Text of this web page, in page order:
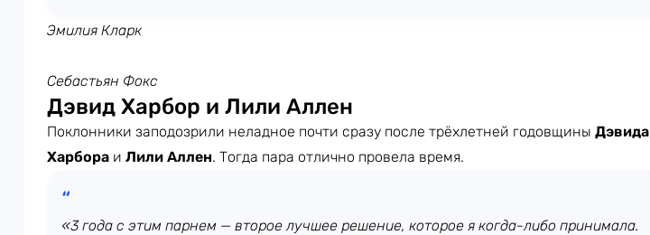
Эмилия Кларк
Себастьян Фокс
Дэвид Харбор и Лили Аллен
Поклонники заподозрили неладное почти сразу после трёхлетней годовщины Дэвида
Харбора и Лили Аллен. Тогда пара отлично провела время.
«3 года с этим парнем — второе лучшее решение, которое я когда-либо принимала.